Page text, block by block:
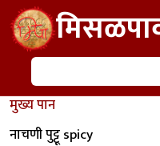
Skip to main content
शोध
मुख्य पान
नाचणी पुट्टू spicy